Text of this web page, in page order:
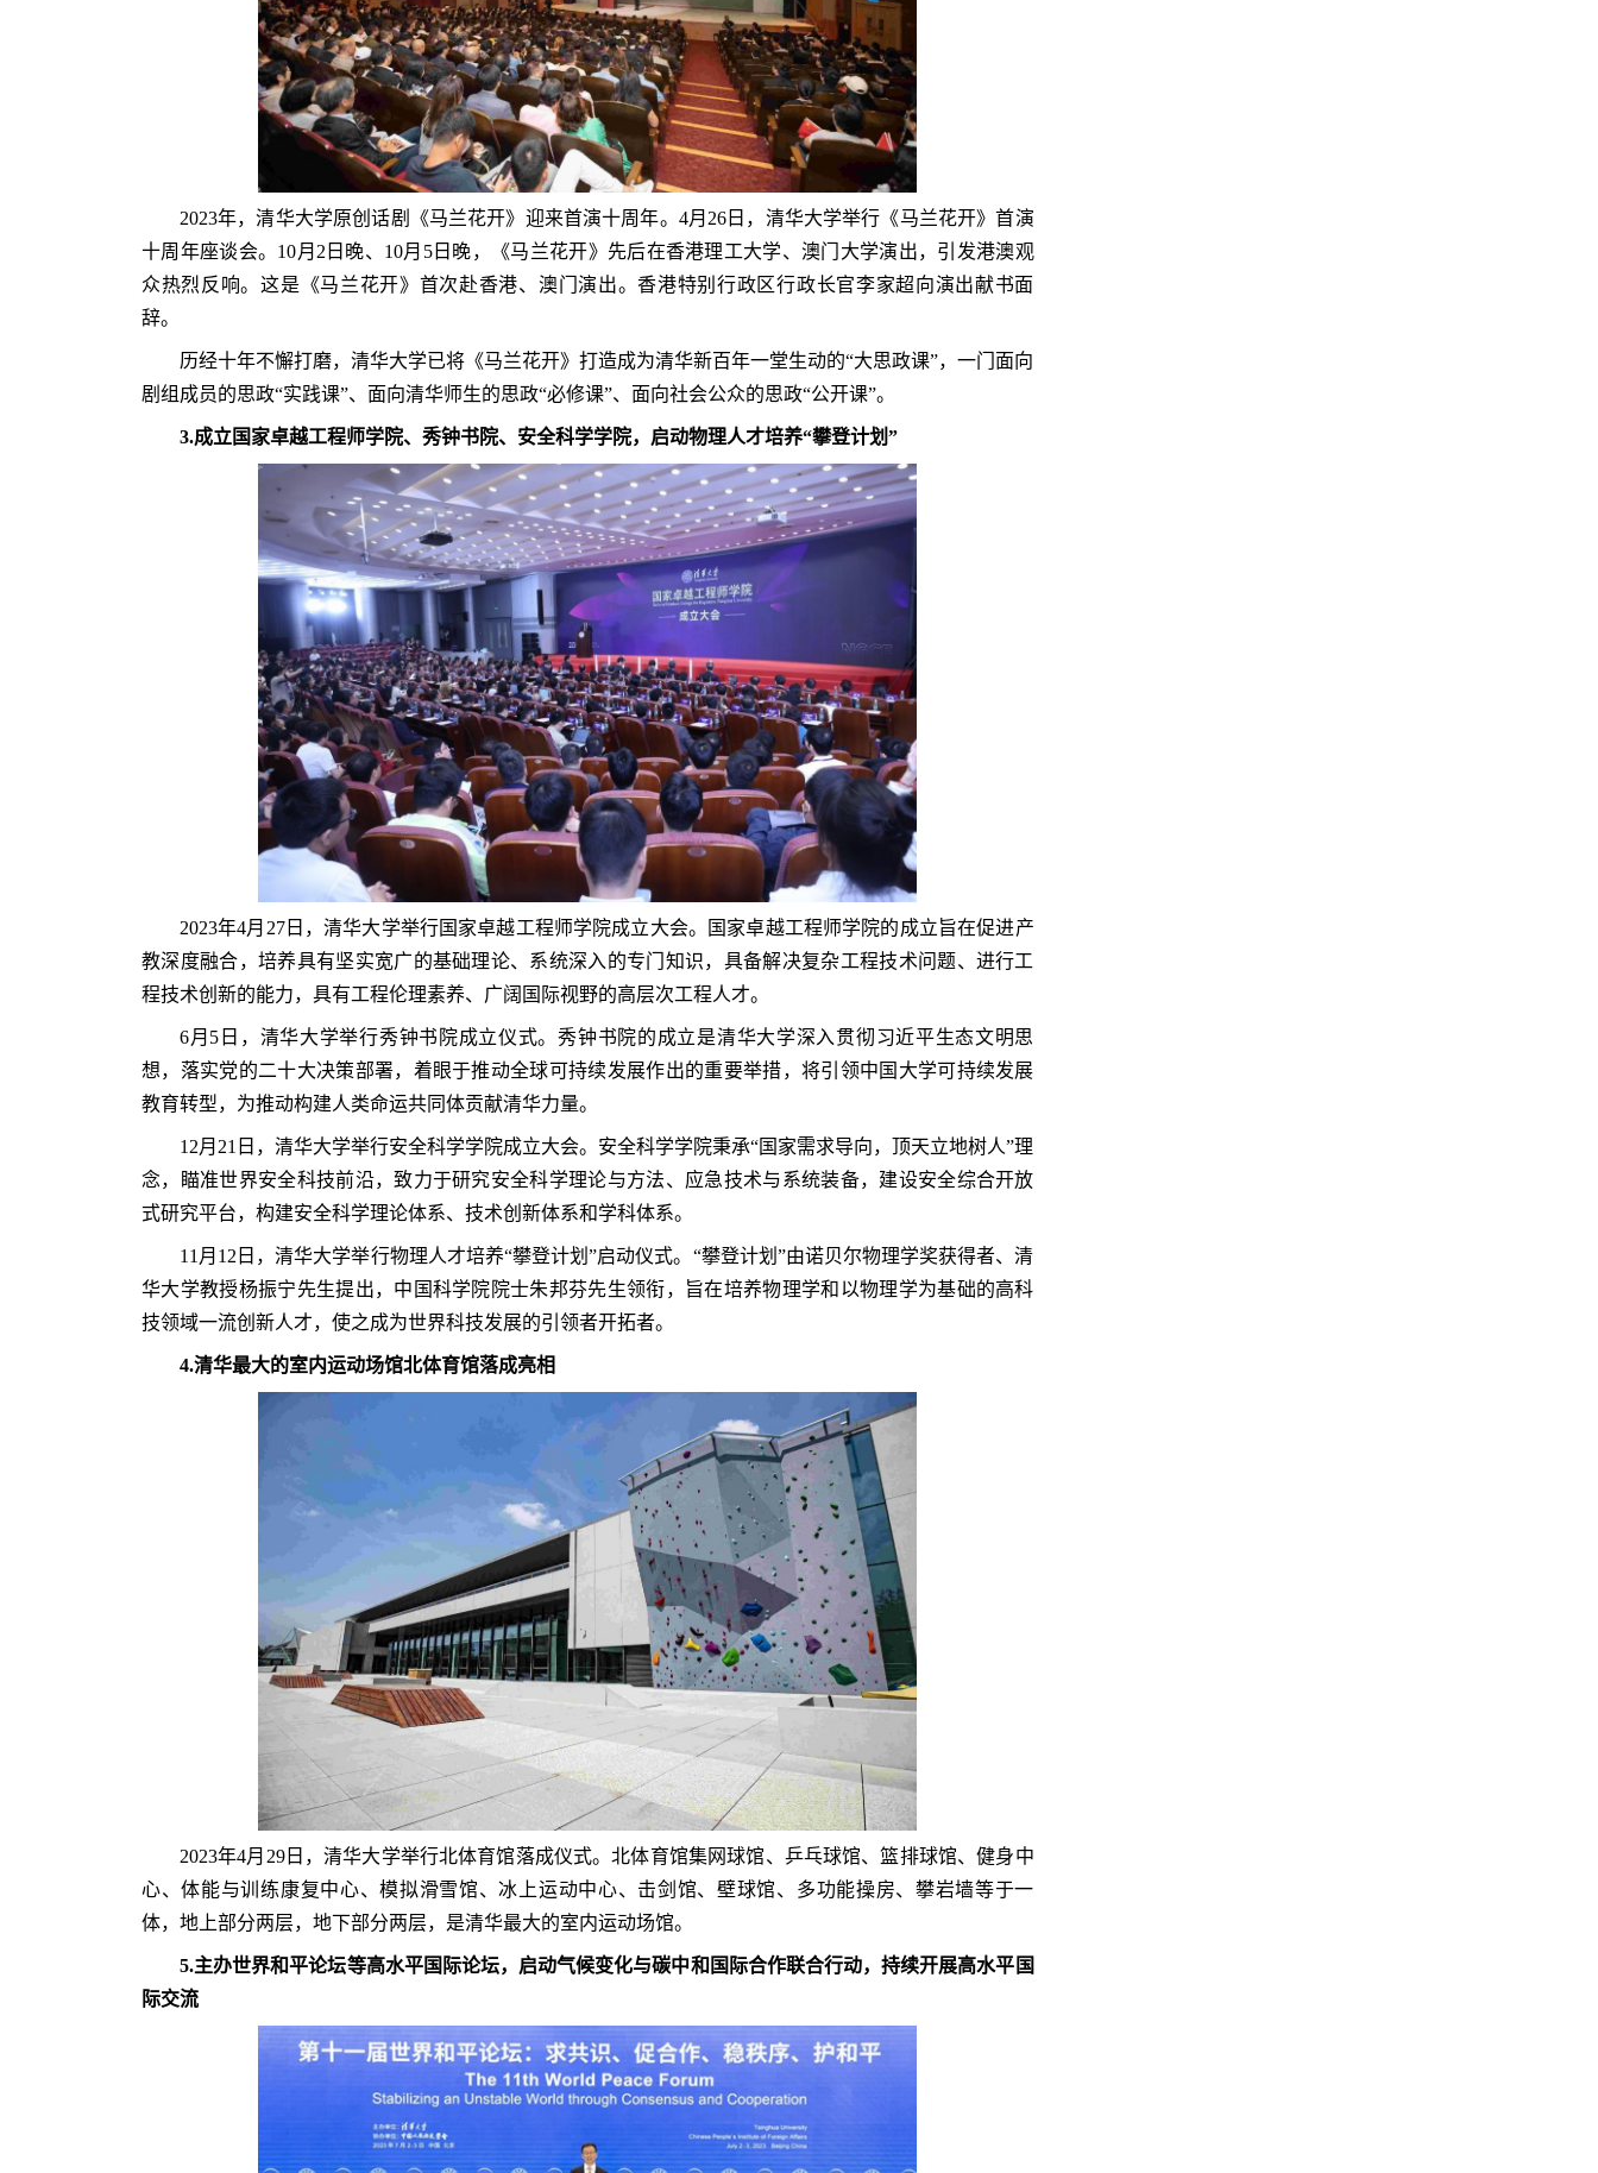
2023年，清华大学原创话剧《马兰花开》迎来首演十周年。4月26日，清华大学举行《马兰花开》首演
十周年座谈会。10月2日晚、10月5日晚，《马兰花开》先后在香港理工大学、澳门大学演出，引发港澳观
众热烈反响。这是《马兰花开》首次赴香港、澳门演出。香港特别行政区行政长官李家超向演出献书面
辞。
历经十年不懈打磨，清华大学已将《马兰花开》打造成为清华新百年一堂生动的“大思政课”，一门面向
剧组成员的思政“实践课”、面向清华师生的思政“必修课”、面向社会公众的思政“公开课”。
3.成立国家卓越工程师学院、秀钟书院、安全科学学院，启动物理人才培养“攀登计划”
2023年4月27日，清华大学举行国家卓越工程师学院成立大会。国家卓越工程师学院的成立旨在促进产
教深度融合，培养具有坚实宽广的基础理论、系统深入的专门知识，具备解决复杂工程技术问题、进行工
程技术创新的能力，具有工程伦理素养、广阔国际视野的高层次工程人才。
6月5日，清华大学举行秀钟书院成立仪式。秀钟书院的成立是清华大学深入贯彻习近平生态文明思
想，落实党的二十大决策部署，着眼于推动全球可持续发展作出的重要举措，将引领中国大学可持续发展
教育转型，为推动构建人类命运共同体贡献清华力量。
12月21日，清华大学举行安全科学学院成立大会。安全科学学院秉承“国家需求导向，顶天立地树人”理
念，瞄准世界安全科技前沿，致力于研究安全科学理论与方法、应急技术与系统装备，建设安全综合开放
式研究平台，构建安全科学理论体系、技术创新体系和学科体系。
11月12日，清华大学举行物理人才培养“攀登计划”启动仪式。“攀登计划”由诺贝尔物理学奖获得者、清
华大学教授杨振宁先生提出，中国科学院院士朱邦芬先生领衔，旨在培养物理学和以物理学为基础的高科
技领域一流创新人才，使之成为世界科技发展的引领者开拓者。
4.清华最大的室内运动场馆北体育馆落成亮相
2023年4月29日，清华大学举行北体育馆落成仪式。北体育馆集网球馆、乒乓球馆、篮排球馆、健身中
心、体能与训练康复中心、模拟滑雪馆、冰上运动中心、击剑馆、壁球馆、多功能操房、攀岩墙等于一
体，地上部分两层，地下部分两层，是清华最大的室内运动场馆。
5.主办世界和平论坛等高水平国际论坛，启动气候变化与碳中和国际合作联合行动，持续开展高水平国
际交流